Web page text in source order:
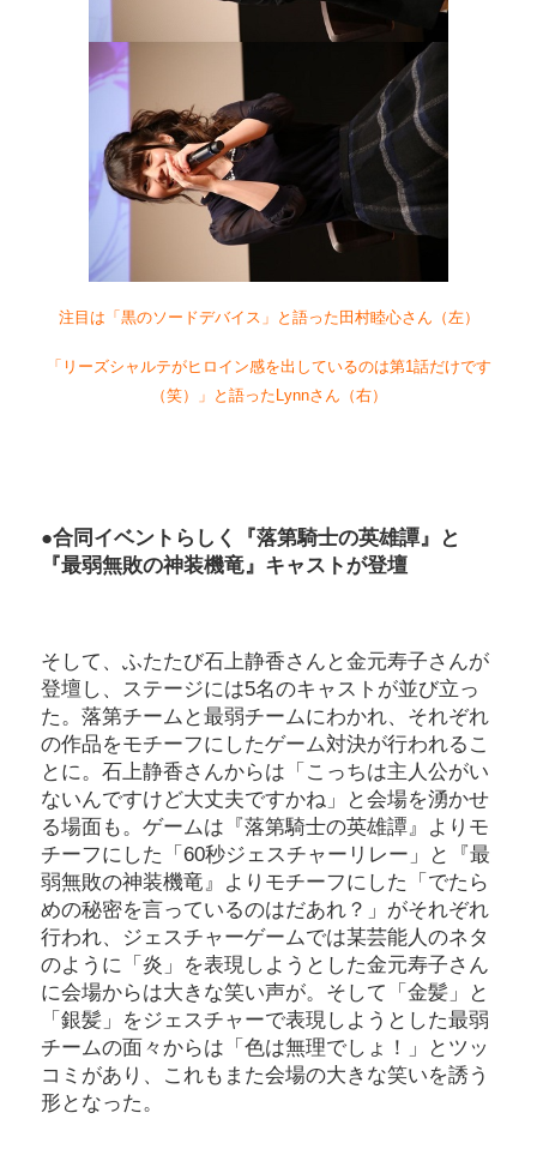
注目は「黒のソードデバイス」と語った田村睦心さん（左）
「リーズシャルテがヒロイン感を出しているのは第1話だけです
（笑）」と語ったLynnさん（右）
●合同イベントらしく『落第騎士の英雄譚』と
『最弱無敗の神装機竜』キャストが登壇
そして、ふたたび石上静香さんと金元寿子さんが
登壇し、ステージには5名のキャストが並び立っ
た。落第チームと最弱チームにわかれ、それぞれ
の作品をモチーフにしたゲーム対決が行われるこ
とに。石上静香さんからは「こっちは主人公がい
ないんですけど大丈夫ですかね」と会場を湧かせ
る場面も。ゲームは『落第騎士の英雄譚』よりモ
チーフにした「60秒ジェスチャーリレー」と『最
弱無敗の神装機竜』よりモチーフにした「でたら
めの秘密を言っているのはだあれ？」がそれぞれ
行われ、ジェスチャーゲームでは某芸能人のネタ
のように「炎」を表現しようとした金元寿子さん
に会場からは大きな笑い声が。そして「金髪」と
「銀髪」をジェスチャーで表現しようとした最弱
チームの面々からは「色は無理でしょ！」とツッ
コミがあり、これもまた会場の大きな笑いを誘う
形となった。